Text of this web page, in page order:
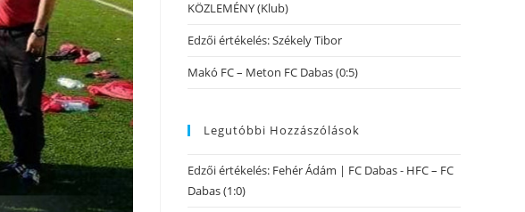
KÖZLEMÉNY (Klub)
Edzői értékelés: Székely Tibor
Makó FC – Meton FC Dabas (0:5)
Legutóbbi Hozzászólások
Edzői értékelés: Fehér Ádám | FC Dabas- HFC – FC
Dabas (1:0)